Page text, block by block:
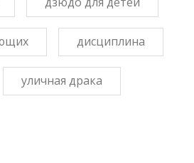
дисциплина
уличная драка